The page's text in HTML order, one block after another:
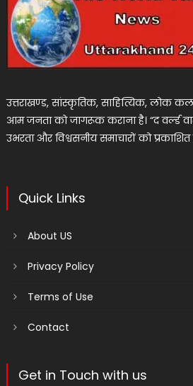
उत्तराखण्ड, सांस्कृतिक, साहित्यिक, लोक
आम जनता को जागरूक कराना है। “द वर्ल्ड
उभरता और विश्वसनीय समाचारों को
Quick Links
About US
Privacy Policy
Terms of Use
Contact
Get in Touch with us